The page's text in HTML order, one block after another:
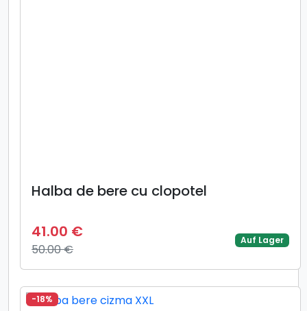
Halba de bere cu clopotel
41.00 €
50.00 €
Auf Lager
-18%